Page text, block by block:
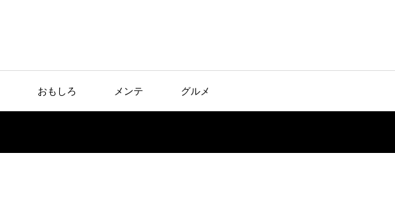
おもしろ メンテ グルメ